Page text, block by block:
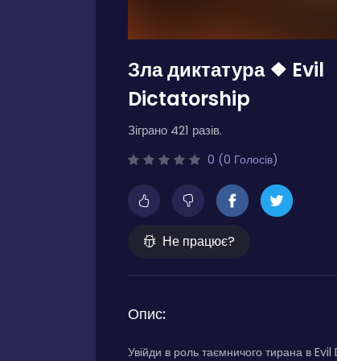
Зла диктатура ❖ Evil
Dictatorship
Зіграно 421 разів.
0 (0 Голосів)
Не працює?
Опис:
Увійди в роль таємничого тирана в